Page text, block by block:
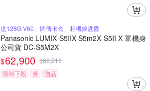
送128G V60、閃傳卡盒、相機鑰匙圈
Panasonic LUMIX S5IIX S5m2X S5II X 單機身
公司貨 DC-S5M2X
$62,900 $66,210
限時下殺
券 贈品